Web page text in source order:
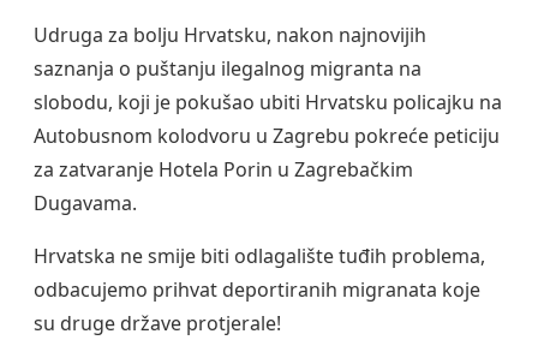
Udruga za bolju Hrvatsku, nakon najnovijih
saznanja o puštanju ilegalnog migranta na
slobodu, koji je pokušao ubiti Hrvatsku policajku na
Autobusnom kolodvoru u Zagrebu pokreće peticiju
za zatvaranje Hotela Porin u Zagrebačkim
Dugavama.
Hrvatska ne smije biti odlagalište tuđih problema,
odbacujemo prihvat deportiranih migranata koje
su druge države protjerale!